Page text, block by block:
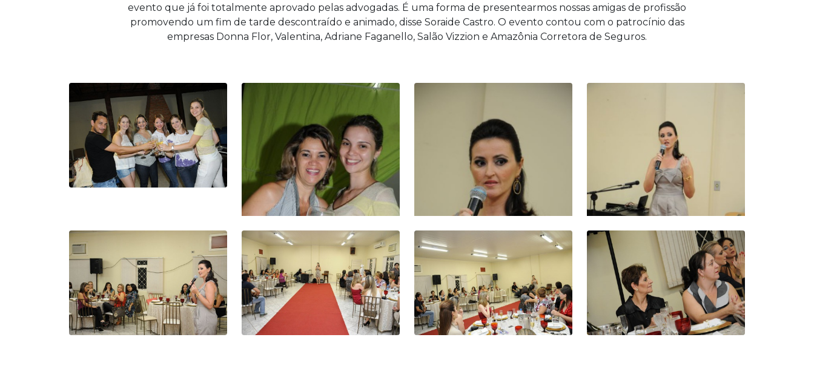
evento que já foi totalmente aprovado pelas advogadas. É uma forma de presentearmos nossas amigas de profissão
promovendo um fim de tarde descontraído e animado, disse Soraide Castro. O evento contou com o patrocínio das
empresas Donna Flor, Valentina, Adriane Faganello, Salão Vizzion e Amazônia Corretora de Seguros.